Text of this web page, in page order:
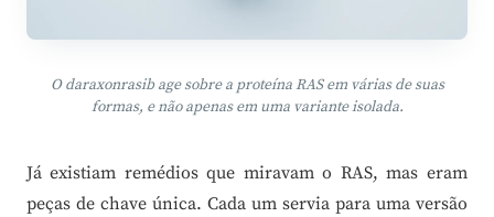
O daraxonrasib age sobre a proteína RAS em várias de suas
formas, e não apenas em uma variante isolada.
Já existiam remédios que miravam o RAS, mas eram
peças de chave única. Cada um servia para uma versão